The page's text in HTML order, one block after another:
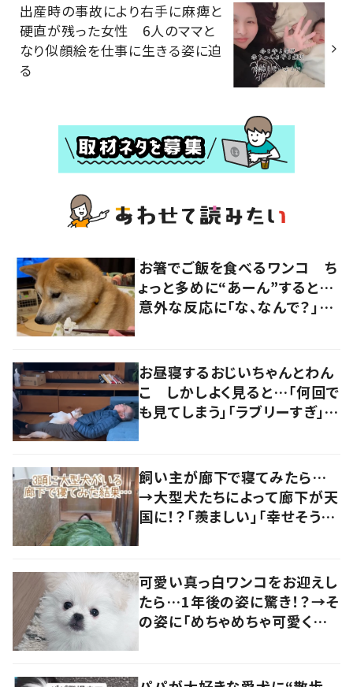
出産時の事故により右手に麻痺と
硬直が残った女性 6人のママと
なり似顔絵を仕事に生きる姿に迫
る
お箸でご飯を食べるワンコ ち
ょっと多めに“あーん”すると…
意外な反応に「な、なんで？」
お昼寝するおじいちゃんとわん
こ しかしよく見ると…「何回で
も見てしまう」「ラブリーすぎ」の
飼い主が廊下で寝てみたら…
→大型犬たちによって廊下が天
国に！？「羨ましい」「幸せそう」
可愛い真っ白ワンコをお迎えし
たら…1年後の姿に驚き！？→そ
の姿に「めちゃめちゃ可愛くて